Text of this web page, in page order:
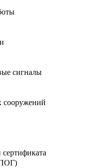
сигналы
сооружений